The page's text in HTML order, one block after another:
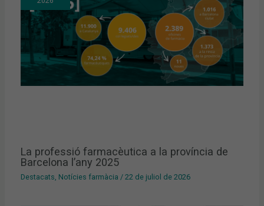
La professió farmacèutica a la província de
Barcelona l’any 2025
Destacats Notícies farmàcia /22 de juliol de 2026